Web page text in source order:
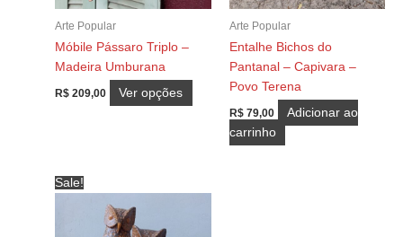
Arte Popular
Móbile Pássaro Triplo –
Madeira Umburana
R$ 209,00 Ver opções
produto
As
Arte Popular
Entalhe Bichos do
Pantanal – Capivara –
Povo Terena
R$79,00
Adicionar ao
carrinho
Sale!